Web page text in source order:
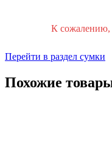
К сожалению,
Перейти в раздел сумки
Похожие